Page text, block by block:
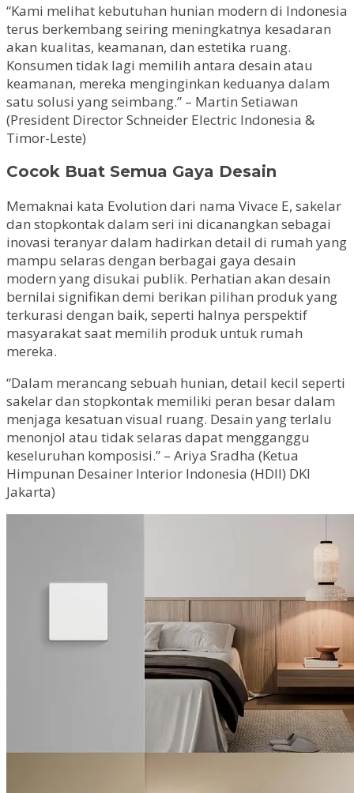
“Kami melihat kebutuhan hunian modern di Indonesia
terus berkembang seiring meningkatnya kesadaran
akan kualitas, keamanan, dan estetika ruang.
Konsumen tidak lagi memilih antara desain atau
keamanan, mereka menginginkan keduanya dalam
satu solusi yang seimbang.” – Martin Setiawan
(President Director Schneider Electric Indonesia &
Timor-Leste)
Cocok Buat Semua Gaya Desain
Memaknai kata Evolution dari nama Vivace E, sakelar
dan stopkontak dalam seri ini dicanangkan sebagai
inovasi teranyar dalam hadirkan detail di rumah yang
mampu selaras dengan berbagai gaya desain
modern yang disukai publik. Perhatian akan desain
bernilai signifikan demi berikan pilihan produk yang
terkurasi dengan baik, seperti halnya perspektif
masyarakat saat memilih produk untuk rumah
mereka.
“Dalam merancang sebuah hunian, detail kecil seperti
sakelar dan stopkontak memiliki peran besar dalam
menjaga kesatuan visual ruang. Desain yang terlalu
menonjol atau tidak selaras dapat mengganggu
keseluruhan komposisi.” – Ariya Sradha (Ketua
Himpunan Desainer Interior Indonesia (HDII) DKI
Jakarta)